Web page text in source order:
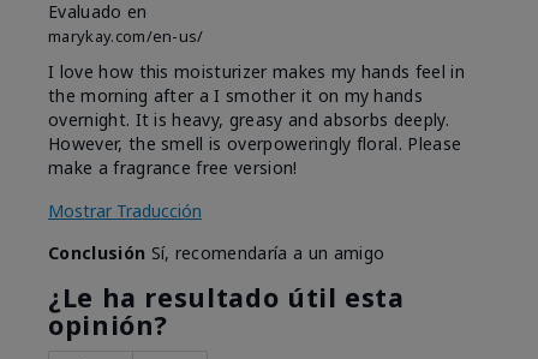
Evaluado en
marykay.com/en-us/
I love how this moisturizer makes my hands feel in
the morning after a I smother it on my hands
overnight. It is heavy, greasy and absorbs deeply.
However, the smell is overpoweringly floral. Please
make a fragrance free version!
Mostrar Traducción
Conclusión Sí, recomendaría a un amigo
¿Le ha resultado útil esta
opinión?